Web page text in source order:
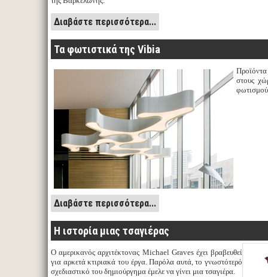
Διαβάστε περισσότερα...
Τα φωτιστικά της Vibia
στους
Διαβάστε περισσότερα...
Η ιστορία μιας τσαγιέρας
Ο αμερικανός αρχιτέκτονας Michael Graves έχει βραβευθεί
για αρκετά κτιριακά του έργα. Παρόλα αυτά, το γνωστότερό
σχεδιαστικό του δημιούργημα έμελε να γίνει μια τσαγιέρα.